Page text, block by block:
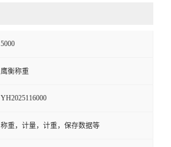
5000
鹰衡称重
YH2025116000
称重，计量，计重，保存数据等